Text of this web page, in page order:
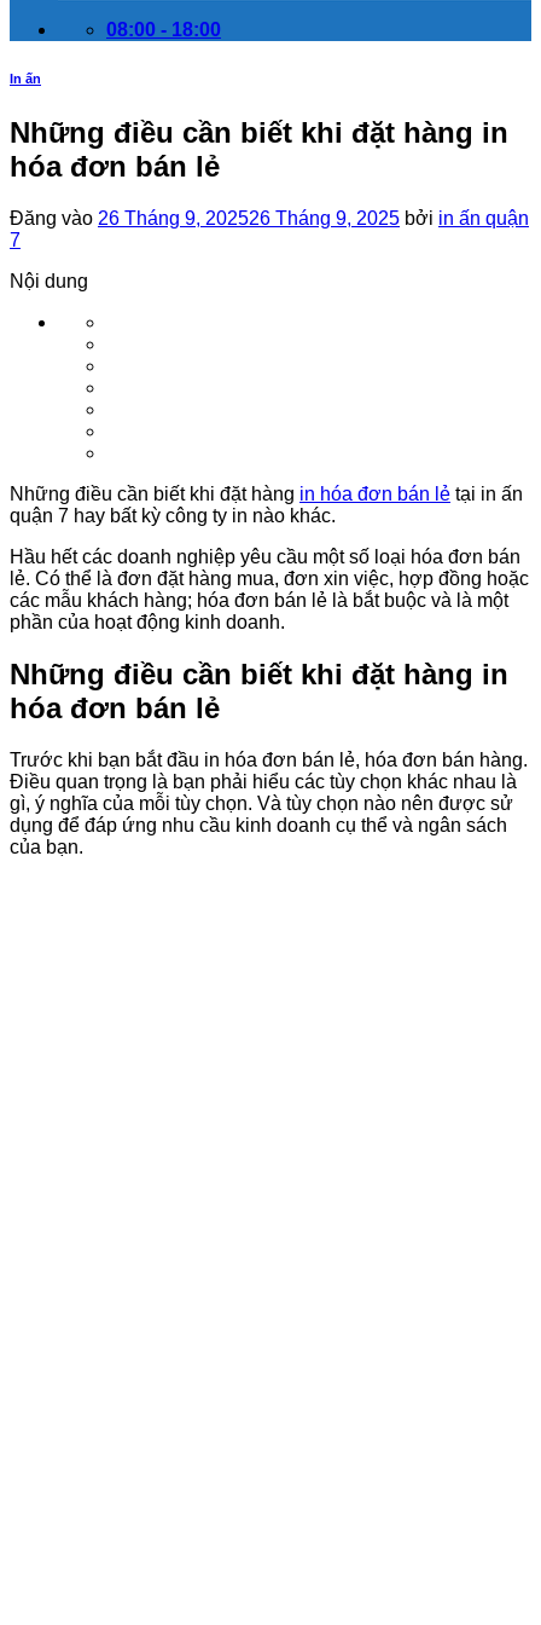
08:00 - 18:00
In ấn
Những điều cần biết khi đặt hàng in
hóa đơn bán lẻ
Đăng vào 26 Tháng 9, 202526 Tháng 9, 2025 bởi in ấn quận
7
Nội dung
Những điều cần biết khi đặt hàng in hóa đơn bán lẻ tại in ấn
quận 7 hay bất kỳ công ty in nào khác.
Hầu hết các doanh nghiệp yêu cầu một số loại hóa đơn bán
lẻ. Có thể là đơn đặt hàng mua, đơn xin việc, hợp đồng hoặc
các mẫu khách hàng; hóa đơn bán lẻ là bắt buộc và là một
phần của hoạt động kinh doanh.
Những điều cần biết khi đặt hàng in
hóa đơn bán lẻ
Trước khi bạn bắt đầu in hóa đơn bán lẻ, hóa đơn bán hàng.
Điều quan trọng là bạn phải hiểu các tùy chọn khác nhau là
gì, ý nghĩa của mỗi tùy chọn. Và tùy chọn nào nên được sử
dụng để đáp ứng nhu cầu kinh doanh cụ thể và ngân sách
của bạn.